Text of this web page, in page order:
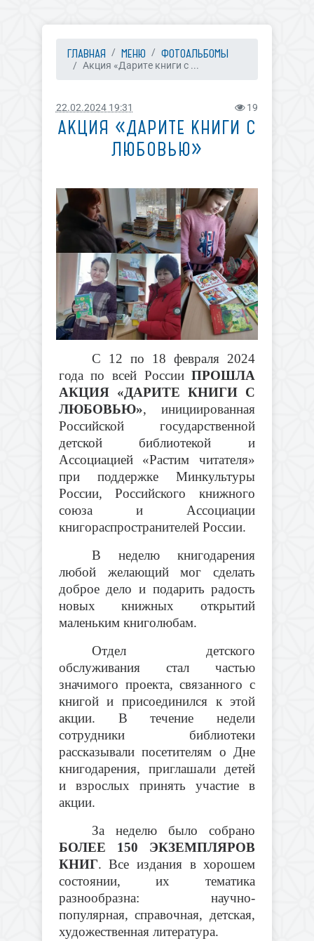
ГЛАВНАЯ МЕНЮ ФОТОАЛЬБОМЫ
Акция «Дарите книги с ...
22.02.2024 19:31 19
АКЦИЯ «ДАРИТЕ КНИГИ С
ЛЮБОВЬЮ»
С 12 по 18 февраля 2024
года по всей РоссииПРОШЛА
АКЦИЯ «ДАРИТЕ КНИГИ С
ЛЮБОВЬЮ», инициированная
Российской государственной
детской библиотекой и
Ассоциацией «Растим читателя»
при поддержке Минкультуры
России, Российского книжного
союза и Ассоциации
книгораспространителей России.
В неделю книгодарения
любой желающий мог сделать
доброе дело и подарить радость
новых книжных открытий
маленьким книголюбам.
Отдел детского
обслуживаниястал частью
значимого проекта, связанного с
книгой и присоединился к этой
акции. В течение недели
сотрудники библиотеки
рассказывали посетителям о Дне
книгодарения, приглашали детей
и взрослых принять участие в
акции.
За неделю было собрано
БОЛЕЕ 150 ЭКЗЕМПЛЯРОВ
КНИГ. Все издания в хорошем
состоянии, их тематика
разнообразна: научно-
популярная, справочная, детская,
художественная литература.